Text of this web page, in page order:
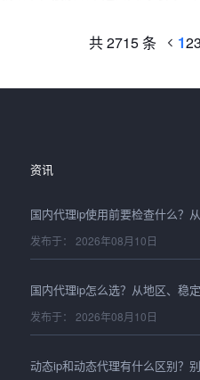
共 2715 条 12
资讯
发布于： 2026年08月10日
发布于： 2026年08月10日
发布于： 2026年08月10日